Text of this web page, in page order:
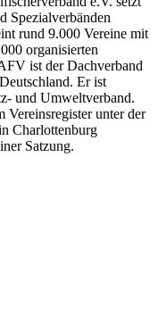
Spezialverbänden
rund 9.000 Vereine mit
organisierten
ist der Dachverband
Er ist
und Umweltverband.
Vereinsregister unter der
Charlottenburg
Satzung.